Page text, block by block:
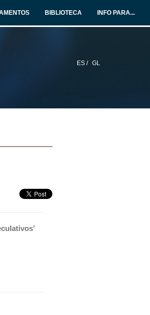
BIBLIOTECA INFO PARA...
ES / GL